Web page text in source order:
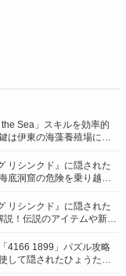
Sea」スキルを効率的
は伊東の海藻養殖場にあ
リシンクド』に隠された
底洞窟の危険を乗り越
リシンクド』に隠された
説！伝説のアイテムや新衣
4166 1899」パズル攻略
して隠されたひょうたん